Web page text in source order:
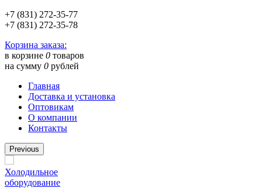
+7 (831) 272-35-77
+7 (831) 272-35-78
Корзина заказа:
в корзине 0 товаров
на сумму 0 рублей
Главная
Доставка и установка
Оптовикам
О компании
Контакты
Previous
Холодильное
оборудование